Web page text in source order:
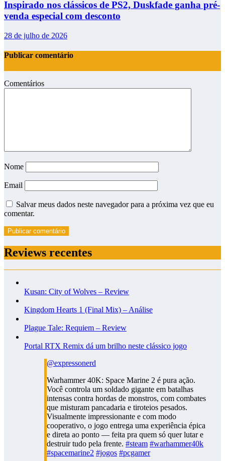
Inspirado nos clássicos de PS2, Duskfade ganha pré-
venda especial com desconto
28 de julho de 2026
Publicar comentário
Comentários
Nome
Email
Salvar meus dados neste navegador para a próxima vez que eu
comentar.
Reviews recentes
Kusan: City of Wolves – Review
Kingdom Hearts 1 (Final Mix) – Análise
Plague Tale: Requiem – Review
Portal RTX Remix dá um brilho neste clássico jogo
@expressonerd
Warhammer 40K: Space Marine 2 é pura ação.
Você controla um soldado gigante em batalhas
intensas contra hordas de monstros, com combates
que misturam pancadaria e tiroteios pesados.
Visualmente impressionante e com modo
cooperativo, o jogo entrega uma experiência épica
e direta ao ponto — feita pra quem só quer lutar e
destruir tudo pela frente. #steam #warhammer40k
#spacemarine2 #jogos #pcgamer